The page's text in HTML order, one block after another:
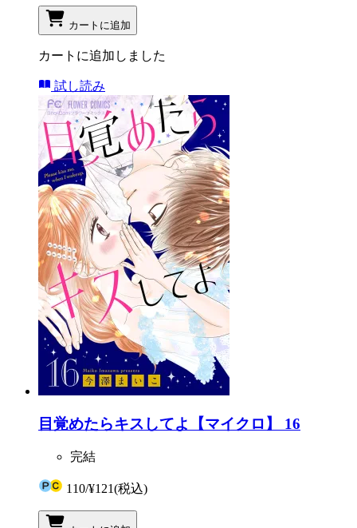
カートに追加
カートに追加しました
試し読み
目覚めたらキスしてよ【マイクロ】 16
完結
110/¥121(税込)